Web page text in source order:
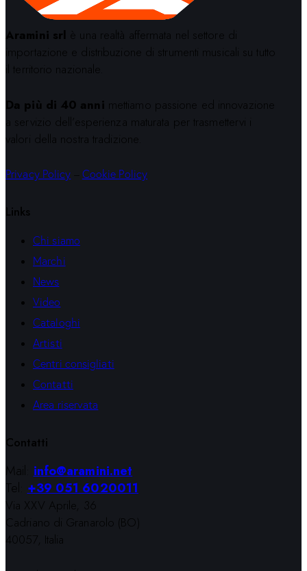
Aramini srl è una realtà affermata nel settore di
importazione e distribuzione di strumenti musicali su tutto
il territorio nazionale.
Da più di 40 anni mettiamo passione ed innovazione
a servizio dell’esperienza maturata per trasmettervi i
valori della nostra tradizione.
Privacy Policy Cookie Policy
Links
Chi siamo
Marchi
News
Video
Cataloghi
Artisti
Centri consigliati
Contatti
Area riservata
Contatti
Mail:info@aramini.net
Tel:+39 051 6020011
Via XXV Aprile, 36
Cadriano di Granarolo (BO)
40057, Italia